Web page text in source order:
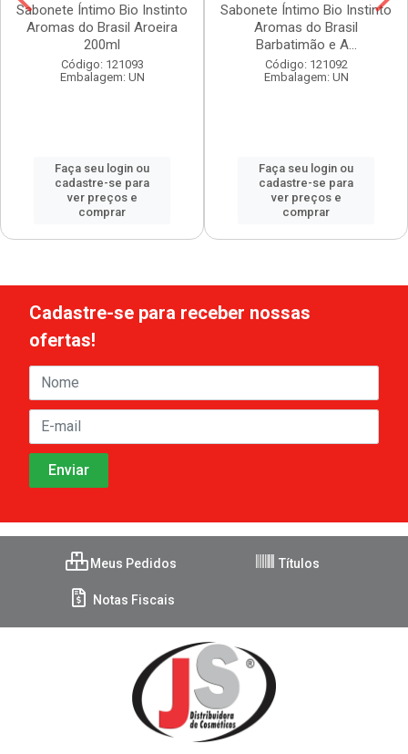
Sabonete Íntimo Bio Instinto
Aromas do Brasil Aroeira
200ml
Código: 121093
Embalagem: UN
Faça seu login ou
cadastre-se para
ver preços e
comprar
Sabonete Íntimo Bio Instinto
Aromas do Brasil
Barbatimão e A...
Código: 121092
Embalagem: UN
Faça seu login ou
cadastre-se para
ver preços e
comprar
Cadastre-se para receber nossas
ofertas!
Meus Pedidos Títulos
Notas Fiscais